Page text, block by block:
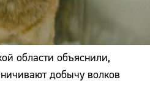
области объяснили,
добычу волков